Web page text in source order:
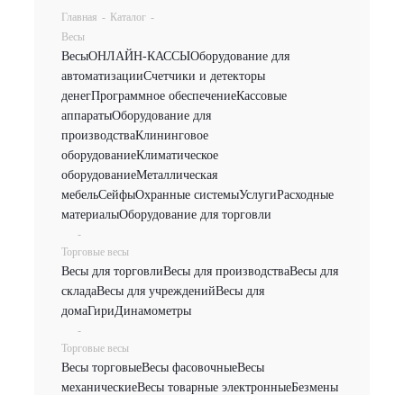
Главная - Каталог -
Весы
ВесыОНЛАЙН-КАССЫОборудование для
автоматизацииСчетчики и детекторы
денегПрограммное обеспечениеКассовые
аппаратыОборудование для
производстваКлининговое
оборудованиеКлиматическое
оборудованиеМеталлическая
мебельСейфыОхранные системыУслугиРасходные
материалыОборудование для торговли
-
Торговые весы
Весы для торговлиВесы для производстваВесы для
складаВесы для учрежденийВесы для
домаГириДинамометры
-
Торговые весы
Весы торговыеВесы фасовочныеВесы
механическиеВесы товарные электронныеБезмены